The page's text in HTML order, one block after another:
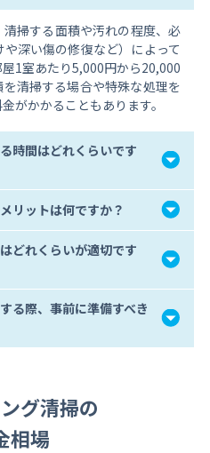
掃する面積や汚れの程度、必
深い傷の修復など）によって
1室あたり5,000円から20,000
清掃する場合や特殊な処理を
がかかることもあります。
時間はどれくらいです
リットは何ですか？
どれくらいが適切です
る際、事前に準備すべき
グ清掃の
相場